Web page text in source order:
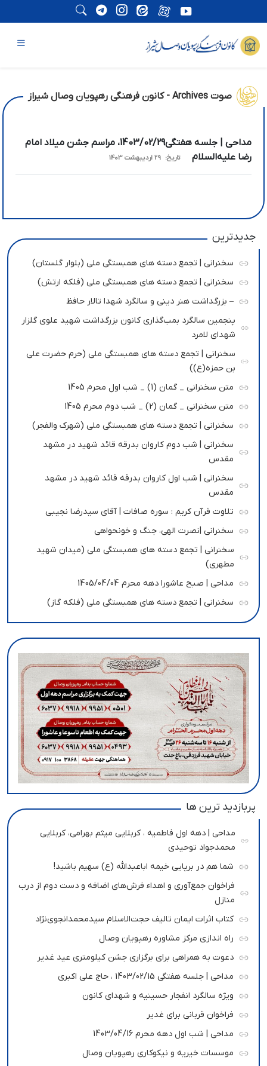
صوت Archives - کانون فرهنگی رهپویان وصال شیراز
مداحی | جلسه هفتگی1403/02/29، مراسم جشن میلاد امام
رضا علیه‌السلام
تاریخ: 29 اردیبهشت 1403
جدیدترین
سخنرانی | تجمع دسته های همبستگی ملی (بلوار گلستان)
سخنرانی | تجمع دسته های همبستگی ملی (فلکه ارتش)
– بزرگداشت هنر دینی و سالگرد شهدا تالار حافظ
پنجمین سالگرد بمب‌گذاری کانون بزرگداشت شهید علوی گلزار
شهدای لامرد
سخنرانی | تجمع دسته های همبستگی ملی (حرم حضرت علی
بن حمزه(ع))
متن سخنرانی _ گمان (1) _ شب اول محرم 1405
متن سخنرانی _ گمان (2) _ شب دوم محرم 1405
سخنرانی | تجمع دسته های همبستگی ملی (شهرک والفجر)
سخنرانی | شب دوم کاروان بدرقه قائد شهید در مشهد
مقدس
سخنرانی | شب اول کاروان بدرقه قائد شهید در مشهد
مقدس
تلاوت قرآن کریم : سوره صافات | آقای سیدرضا نجیبی
سخنرانی |نصرت الهی، جنگ و خونحواهی
سخنرانی | تجمع دسته های همبستگی ملی (میدان شهید
مطهری)
مداحی | صبح عاشورا دهه محرم 1405/04/04
سخنرانی | تجمع دسته های همبستگی ملی (فلکه گاز)
پربازدید ترین ها
مداحی | دهه اول فاطمیه ، کربلایی میثم بهرامی، کربلایی
محمدجواد توحیدی
شما هم در برپایی خیمه اباعبدالله (ع) سهیم باشید!
فراخوان جمع‌آوری و اهداء فرش‌های اضافه و دست دوم از درب
منازل
کتاب اثرات ایمان تالیف حجت‌الاسلام سیدمحمدانجوی‌نژاد
راه اندازی مرکز مشاوره رهپویان وصال
دعوت به همراهی برای برگزاری جشن کیلومتری عید غدیر
مداحی | جلسه هفتگی 1403/02/15 ، حاج علی اکبری
ویژه سالگرد انفجار حسینیه و شهدای کانون
فراخوان قربانی برای غدیر
مداحی | شب اول دهه محرم 1403/04/16
موسسات خیریه و نیکوکاری رهپویان وصال